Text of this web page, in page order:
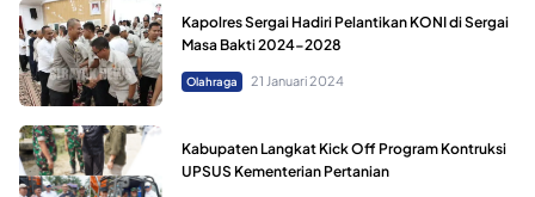
Kapolres Sergai Hadiri Pelantikan KONI di Sergai
Masa Bakti 2024-2028
Olahraga 21 Januari 2024
Kabupaten Langkat Kick Off Program Kontruksi
UPSUS Kementerian Pertanian